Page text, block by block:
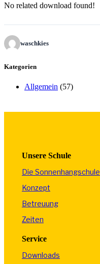
No related download found!
waschkies
Kategorien
Allgemein (57)
Unsere Schule
Die Sonnenhangschule
Konzept
Betreuung
Zeiten
Service
Downloads